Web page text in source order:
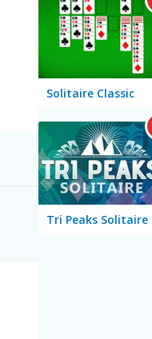
Solitaire Classic
Tri Peaks Solitaire